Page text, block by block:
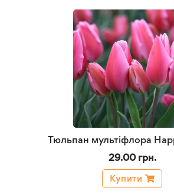
Тюльпан мультіфлора
29.00 грн.
Купити